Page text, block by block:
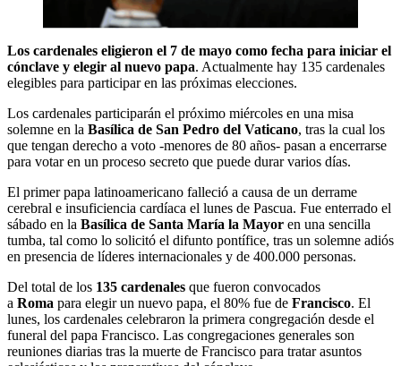
Los cardenales eligieron el 7 de mayo como fecha para iniciar el
cónclave y elegir al nuevo papa. Actualmente hay 135 cardenales
elegibles para participar en las próximas elecciones.
Los cardenales participarán el próximo miércoles en una misa
solemne en la Basílica de San Pedro del Vaticano, tras la cual los
que tengan derecho a voto -menores de 80 años- pasan a encerrarse
para votar en un proceso secreto que puede durar varios días.
El primer papa latinoamericano falleció a causa de un derrame
cerebral e insuficiencia cardíaca el lunes de Pascua. Fue enterrado el
sábado en la Basílica de Santa María la Mayor en una sencilla
tumba, tal como lo solicitó el difunto pontífice, tras un solemne adiós
en presencia de líderes internacionales y de 400.000 personas.
Del total de los 135 cardenales que fueron convocados
a Roma para elegir un nuevo papa, el 80% fue de Francisco. El
lunes, los cardenales celebraron la primera congregación desde el
funeral del papa Francisco. Las congregaciones generales son
reuniones diarias tras la muerte de Francisco para tratar asuntos